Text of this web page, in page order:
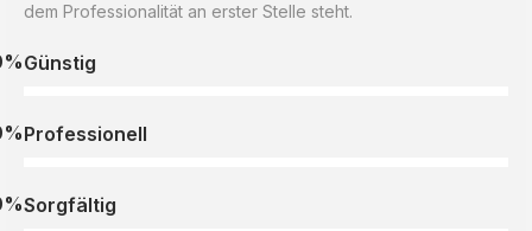
dem Professionalität an erster Stelle steht.
Günstig
Professionell
Sorgfältig